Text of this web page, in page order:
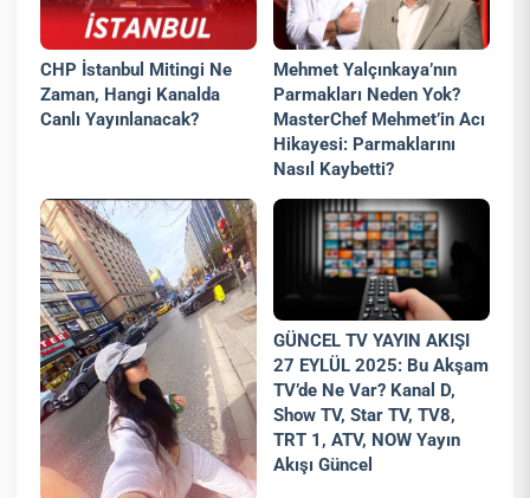
CHP İstanbul Mitingi Ne
Zaman, Hangi Kanalda
Canlı Yayınlanacak?
Mehmet Yalçınkaya’nın
Parmakları Neden Yok?
MasterChef Mehmet’in Acı
Hikayesi: Parmaklarını
Nasıl Kaybetti?
GÜNCEL TV YAYIN AKIŞI
27 EYLÜL 2025: Bu Akşam
TV’de Ne Var? Kanal D,
Show TV, Star TV, TV8,
TRT 1, ATV, NOW Yayın
Akışı Güncel